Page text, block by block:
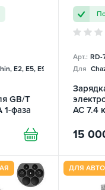
E2, E5, E9, Mercedes
GB/T
1-фаза
Арт.: RD-
Для
AC 7.4
15
ДЛЯ